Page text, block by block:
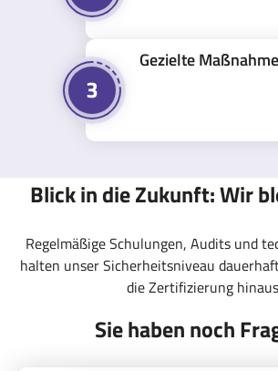
Gezielte
Blick in die Zukunft: Wir
Regelmäßige Schulungen, Audits und
halten unser Sicherheitsniveau
die Zertifizierung
Sie haben noch